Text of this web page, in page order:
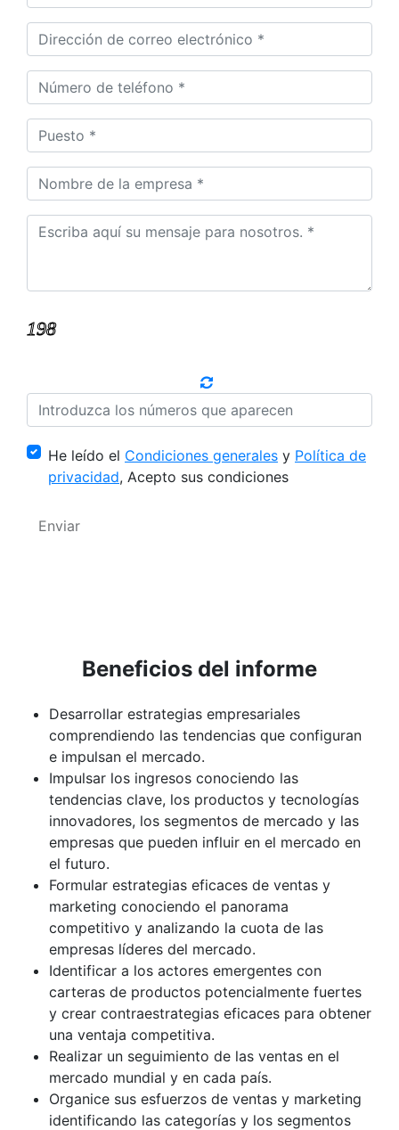
He leído el Condiciones generales y Política de
privacidad, Acepto sus condiciones
Beneficios del informe
Desarrollar estrategias empresariales
comprendiendo las tendencias que configuran
e impulsan el mercado.
Impulsar los ingresos conociendo las
tendencias clave, los productos y tecnologías
innovadores, los segmentos de mercado y las
empresas que pueden influir en el mercado en
el futuro.
Formular estrategias eficaces de ventas y
marketing conociendo el panorama
competitivo y analizando la cuota de las
empresas líderes del mercado.
Identificar a los actores emergentes con
carteras de productos potencialmente fuertes
y crear contraestrategias eficaces para obtener
una ventaja competitiva.
Realizar un seguimiento de las ventas en el
mercado mundial y en cada país.
Organice sus esfuerzos de ventas y marketing
identificando las categorías y los segmentos